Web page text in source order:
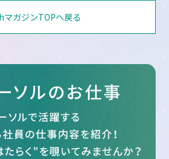
マガジンTOPへ戻る